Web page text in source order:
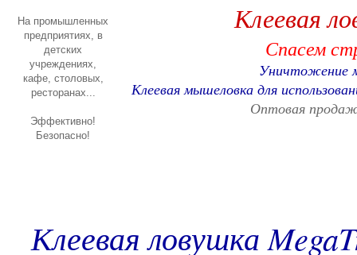
На промышленных
предприятиях, в
детских
учреждениях,
кафе, столовых,
ресторанах...
Эффективно!
Безопасно!
Клеевая
Спасем
Уничтожение
Клеевая мышеловка для
Оптовая
Клеевая ловушка